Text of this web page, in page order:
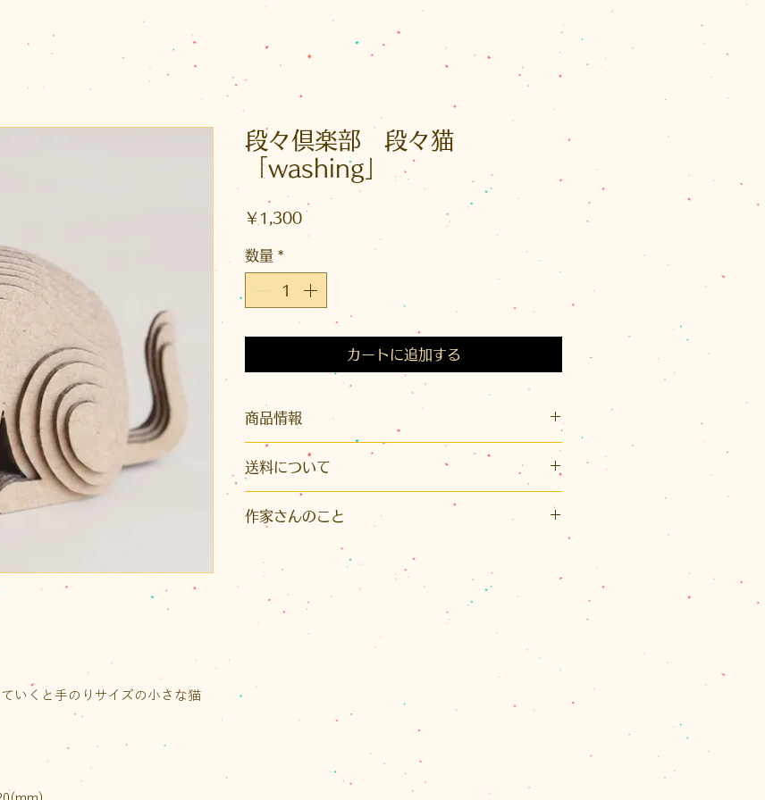
いくと手のりサイズの小さな猫
段々倶楽部 段々猫
「washing」
￥1,300価
格
数量 *
カートに追加する
商品情報
パッケージサイズ：縦155×横110×3(mm)（ハガキ
大）
商品内容：ダンボールシート（0.9mm厚）2枚、作り
方説明書
送料について
こちらの商品はクリックポスト利用可能です。
イズ）またはレターパックプラス（¥600）のいずれ
かとなります。また、60サイズを超える場合とお送
り先が沖縄県の場合は、別途計算してご連絡させて
ご注文後に荷物の量を確認し、改めて受注メールで
なお、1回のお買い物で商品代金の合計が11,000円
トの送料が無料、佐川急便またはレターパックプラ
作家さんのこと
ダンボール素材のペーパークラフトを作る段々倶楽
部は、建築設計事務所の放課後部活から始まりまし
極薄ダンボールによる精密な工作キット「段々キッ
ト」シリーズは、猫以外にも象やパンダなどの動物